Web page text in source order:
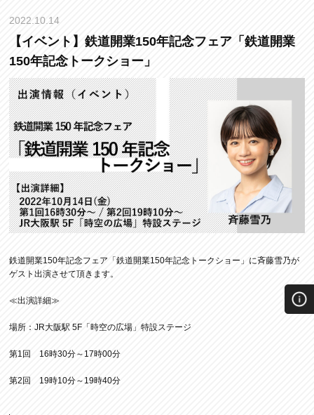
2022.10.14
【イベント】鉄道開業150年記念フェア「鉄道開業
150年記念トークショー」
鉄道開業150年記念フェア「鉄道開業150年記念トークショー」に斉藤雪乃が
ゲスト出演させて頂きます。
≪出演詳細≫
場所：JR大阪駅 5F「時空の広場」特設ステージ
第1回 16時30分～17時00分
第2回 19時10分～19時40分